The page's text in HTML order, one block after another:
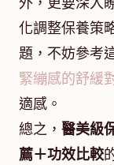
化調整保養策
題，不妨參考
緊繃感的舒緩
適感。
總之， 醫美級
薦＋功效比較